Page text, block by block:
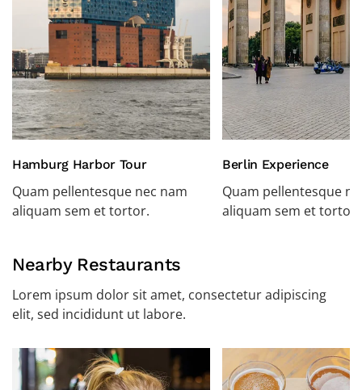
Hamburg Harbor Tour
Quam pellentesque nec nam
aliquam sem et tortor.
Berlin Experience
Quam pellentesque
aliquam sem et tortor.
Nearby Restaurants
Lorem ipsum dolor sit amet, consectetur adipiscing
elit, sed incididunt ut labore.